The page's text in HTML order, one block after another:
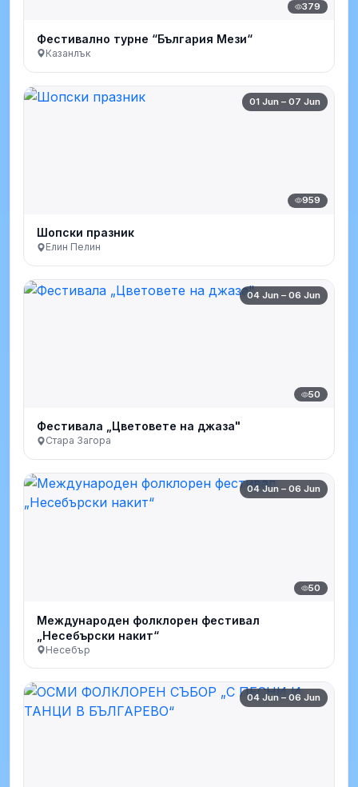
379
Фестивално турне “България Мези“
Казанлък
01 Jun – 07 Jun
959
Шопски празник
Елин Пелин
04 Jun – 06 Jun
50
Фестивала „Цветовете на джаза"
Стара Загора
04 Jun – 06 Jun
50
Международен фолклорен фестивал
„Несебърски накит“
Несебър
04 Jun – 06 Jun